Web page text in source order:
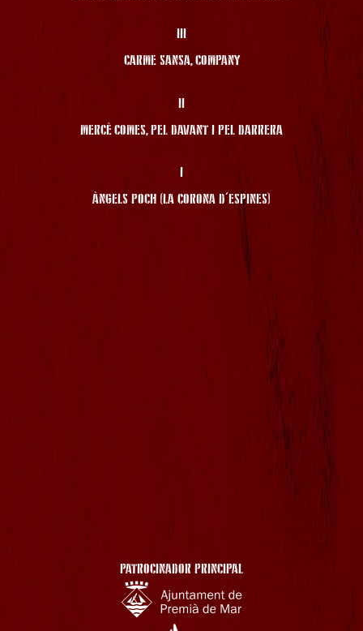
III
CARME SANSA, COMPANY
II
MERCÈ COMES, PEL DAVANT I PEL DARRERA
I
ÀNGELS POCH (LA CORONA D'ESPINES)
PATROCINADOR PRINCIPAL